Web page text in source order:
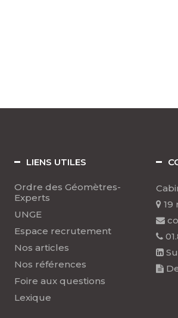
LIENS UTILES
Ordre des Géomètres-
Experts
UNGE
Espace recrutement
Nos articles
Nos références
Foire aux questions
Lexique
19